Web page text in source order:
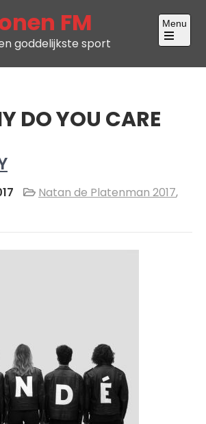
FM
goddelijkste sport
Menu
Open
main
DO YOU CARE
Natan de Platenman 2017,